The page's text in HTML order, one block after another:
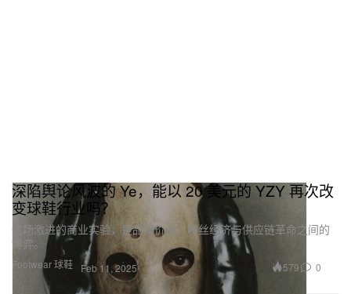
Footwear 球鞋
深陷舆论风波的 Ye，能以 20 美元的 YZY 再次改
变球鞋行业吗？
这场激进的商业实验，是品牌价值、粉丝经济与供应链革命之间的
博弈。
Feb 11, 2025 579 0